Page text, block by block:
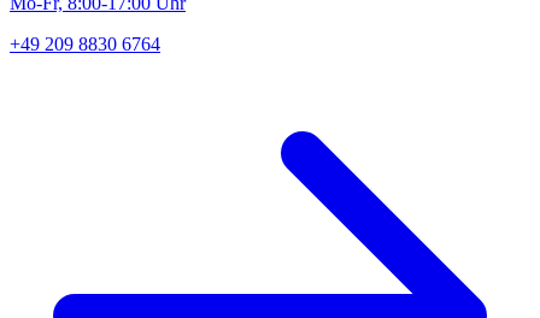
+49 209 8830 6764